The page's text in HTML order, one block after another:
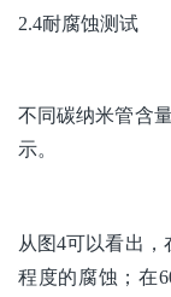
2.4耐腐蚀测试
不同碳纳米管含
示。
从图4可以看出，
程度的腐蚀；在